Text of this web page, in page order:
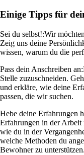
Einige Tipps für
Sei du selbst!:Wir
Zeig uns deine
wissen, warum du die
Pass dein Anschreiben an:
Stelle zuzuschneiden.
und erkläre, wie deine
passen, die wir suchen.
Hebe deine Erfahrungen
Erfahrungen in der
wie du in der
welche Methoden du
Bewohner zu unterstützen.